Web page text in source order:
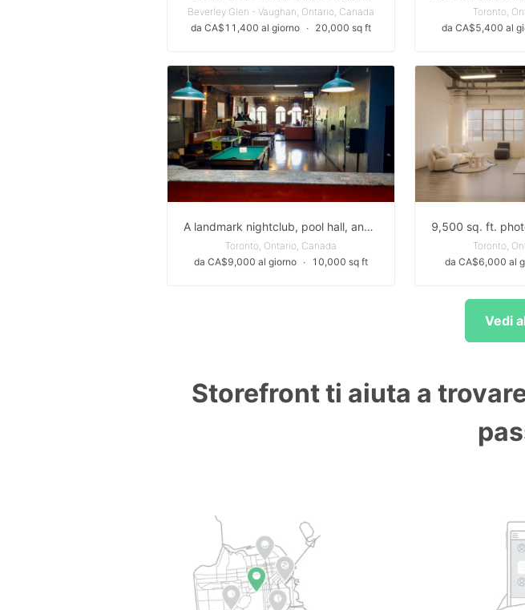
Beverley Glen - Vaughan, Ontario, Canada
da CA$11,400 al giorno ∙ 20,000 sq ft
Toronto,
da CA$5,400 al
A landmark nightclub, pool hall, and live music bar on Toronto’s vibrant Queen Street West strip.
Toronto, Ontario, Canada
da CA$9,000 al giorno ∙ 10,000 sq ft
Toronto,
da CA$6,000 al
Vedi
Storefront ti aiuta a